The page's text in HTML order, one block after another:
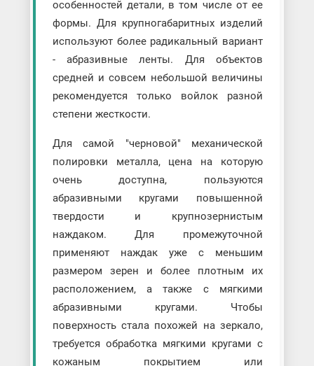
особенностей детали, в том числе от ее
формы. Для крупногабаритных изделий
используют более радикальный вариант
- абразивные ленты. Для объектов
средней и совсем небольшой величины
рекомендуется только войлок разной
степени жесткости.
Для самой "черновой" механической
полировки металла, цена на которую
очень доступна, пользуются
абразивными кругами повышенной
твердости и крупнозернистым
наждаком. Для промежуточной
применяют наждак уже с меньшим
размером зерен и более плотным их
расположением, а также с мягкими
абразивными кругами. Чтобы
поверхность стала похожей на зеркало,
требуется обработка мягкими кругами с
кожаным покрытием или